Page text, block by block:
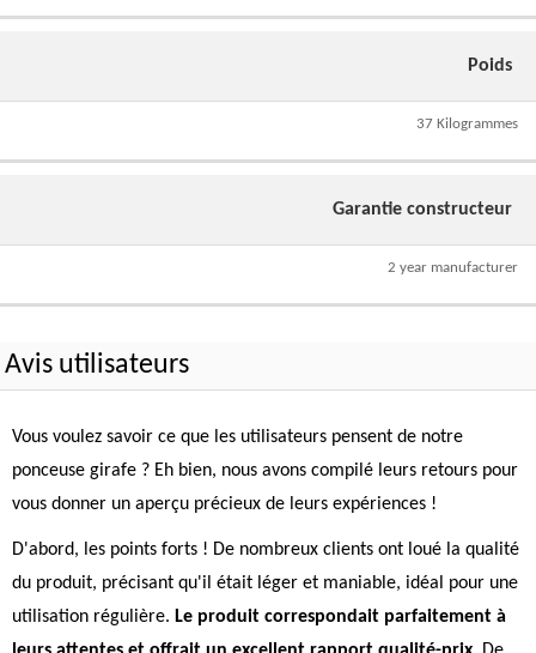
Poids
37 Kilogrammes
Garantie constructeur
2 year manufacturer
Avis utilisateurs
Vous voulez savoir ce que les utilisateurs pensent de notre
ponceuse girafe ? Eh bien, nous avons compilé leurs retours pour
vous donner un aperçu précieux de leurs expériences !
D'abord, les points forts ! De nombreux clients ont loué la qualité
du produit, précisant qu'il était léger et maniable, idéal pour une
utilisation régulière. Le produit correspondait parfaitement à